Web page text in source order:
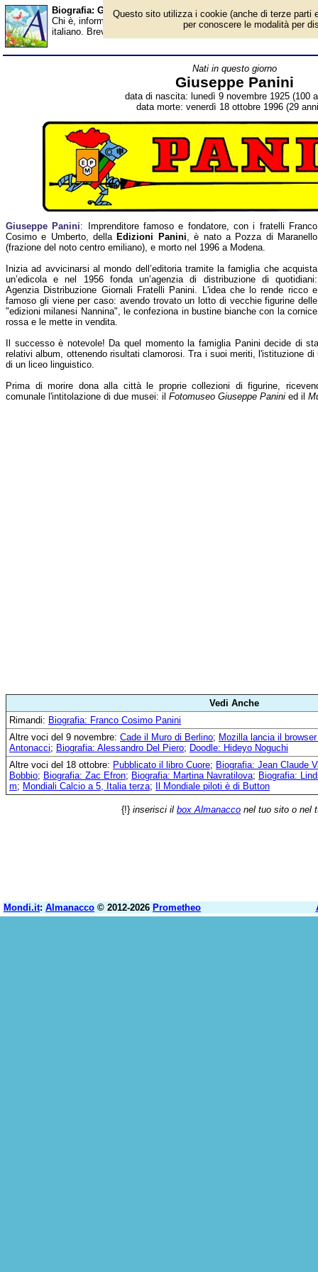
Biografia: Giuseppe Panini - Almanacco
Chi è, informazioni, foto, qual è la data di nascita, dove è nato,
italiano. Breve biografia. Voce dell'Almanacco.
Nati in questo giorno
Giuseppe Panini
data di nascita: lunedì 9 novembre 1925 (100
data morte: venerdì 18 ottobre 1996 (29
Giuseppe Panini: Imprenditore famoso e fondatore, con i fratelli Franco
Cosimo e Umberto, della Edizioni Panini, è nato a Pozza di Maranello
(frazione del noto centro emiliano), e morto nel 1996 a Modena.
Inizia ad avvicinarsi al mondo dell’editoria tramite la famiglia che acquista
un’edicola e nel 1956 fonda un’agenzia di distribuzione di quotidiani:
Agenzia Distribuzione Giornali Fratelli Panini. L'idea che lo rende ricco e
famoso gli viene per caso: avendo trovato un lotto di vecchie figurine delle
"edizioni milanesi Nannina", le confeziona in bustine bianche con la cornice
rossa e le mette in vendita.
Il successo è notevole! Da quel momento la famiglia Panini decide di
relativi album, ottenendo risultati clamorosi. Tra i suoi meriti, l'istituzione di
di un liceo linguistico.
Prima di morire dona alla città le proprie collezioni di figurine,
comunale l'intitolazione di due musei: il Fotomuseo Giuseppe Panini ed il
Vedi Anche
Rimandi: Biografia: Franco Cosimo Panini
Altre voci del 9 novembre: Cade il Muro di Berlino; Mozilla lancia il
Antonacci; Biografia: Alessandro Del Piero; Doodle: Hideyo Noguchi
Altre voci del 18 ottobre: Pubblicato il libro Cuore; Biografia: Jean Claude
Bobbio; Biografia: Zac Efron; Biografia: Martina Navratilova; Biografia:
m; Mondiali Calcio a 5, Italia terza; Il Mondiale piloti è di Button
{!} inserisci il box Almanacco nel tuo sito o nel
Mondi.it: Almanacco © 2012-2026 Prometheo
Questo sito utilizza i cookie (anche di terze parti
per conoscere le modalità per